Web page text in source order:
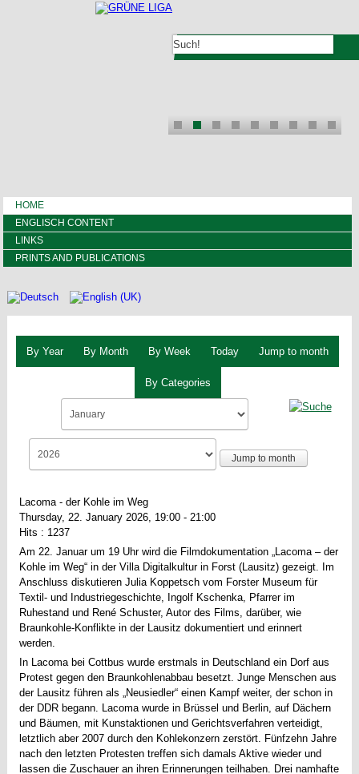
HOME
ENGLISCH CONTENT
LINKS
PRINTS AND PUBLICATIONS
By Year By Month By Week Today Jump to month
By Categories
Jump to month
Lacoma - der Kohle im Weg
Thursday, 22. January 2026, 19:00 - 21:00
Hits : 1237
Am 22. Januar um 19 Uhr wird die Filmdokumentation „Lacoma – der
Kohle im Weg“ in der Villa Digitalkultur in Forst (Lausitz) gezeigt. Im
Anschluss diskutieren Julia Koppetsch vom Forster Museum für
Textil- und Industriegeschichte, Ingolf Kschenka, Pfarrer im
Ruhestand und René Schuster, Autor des Films, darüber, wie
Braunkohle-Konflikte in der Lausitz dokumentiert und erinnert
werden.
In Lacoma bei Cottbus wurde erstmals in Deutschland ein Dorf aus
Protest gegen den Braunkohlenabbau besetzt. Junge Menschen aus
der Lausitz führen als „Neusiedler“ einen Kampf weiter, der schon in
der DDR begann. Lacoma wurde in Brüssel und Berlin, auf Dächern
und Bäumen, mit Kunstaktionen und Gerichtsverfahren verteidigt,
letztlich aber 2007 durch den Kohlekonzern zerstört. Fünfzehn Jahre
nach den letzten Protesten treffen sich damals Aktive wieder und
lassen die Zuschauer an ihren Erinnerungen teilhaben. Drei namhafte